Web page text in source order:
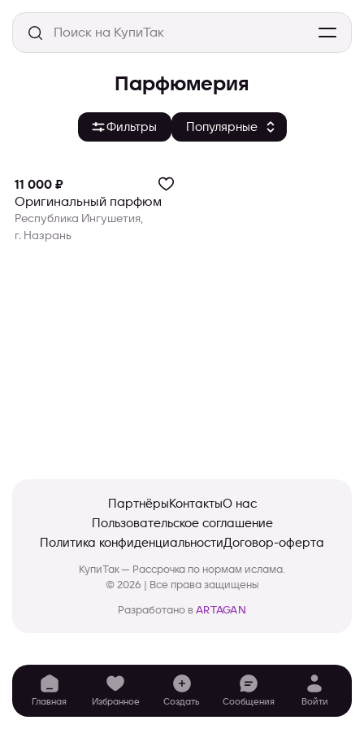
Парфюмерия
Фильтры
11 000 ₽
Оригинальный парфюм
Республика Ингушетия,
г. Назрань
ПартнёрыКонтактыО нас
Пользовательское соглашение
Политика конфиденциальностиДоговор-оферта
КупиТак — Рассрочка по нормам ислама.
© 2026 | Все права защищены
Разработано в ARTAGAN
Главная Избранное Создать Сообщения Войти